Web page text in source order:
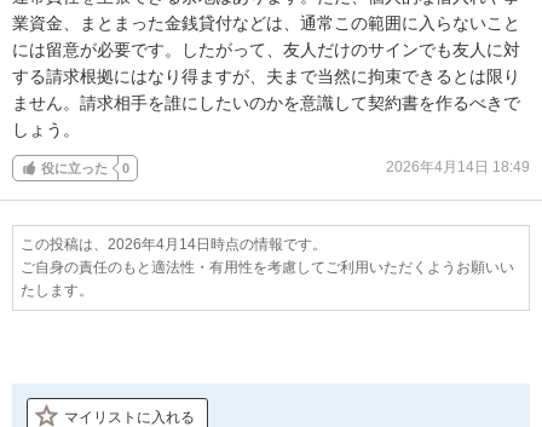
業資金、まとまった金銭貸付などは、通常この範囲に入らないこと
には留意が必要です。したがって、友人だけのサインでも友人に対
する請求根拠にはなり得ますが、夫まで当然に拘束できるとは限り
ません。請求相手を誰にしたいのかを意識して契約書を作るべきで
しょう。
役に立った 0 2026年4月14日 18:49
この投稿は、2026年4月14日時点の情報です。
ご自身の責任のもと適法性・有用性を考慮してご利用いただくようお願いい
たします。
マイリストに入れる